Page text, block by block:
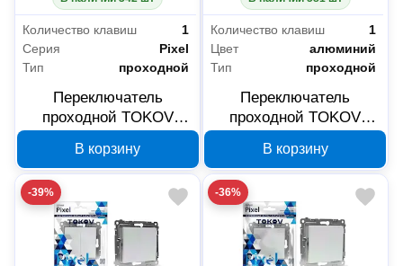
Количество клавиш
1
Серия
Pixel
Тип
проходной
Переключатель
проходной TOKOV
клавишный, карбон,
TKE-PX-P1-C14
В корзину
Количество клавиш
1
Цвет
алюминий
Тип
проходной
Переключатель
проходной TOKOV
клавишный,
алюминий, TKE-PX-P1-
В корзину
-39% -36%